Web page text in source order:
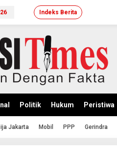
Indeks Berita
Politik Hukum Peristiwa
Jakarta Mobil PPP Gerindra